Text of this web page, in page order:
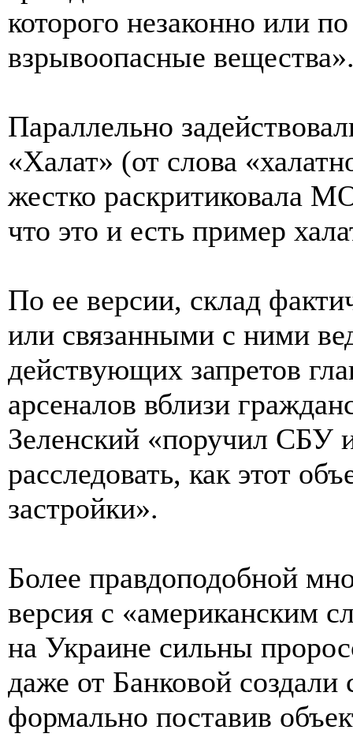
которого незаконно или
взрывоопасные
Параллельно
«Халат» (от слова
жестко раскритиковала
что это и есть пример
По ее версии, склад
или связанными с ними
действующих запретов
арсеналов вблизи
Зеленский «поручил СБУ
расследовать, как этот
застройки».
Более правдоподобной
версия с «американским
на Украине сильны
даже от Банковой создали
формально поставив